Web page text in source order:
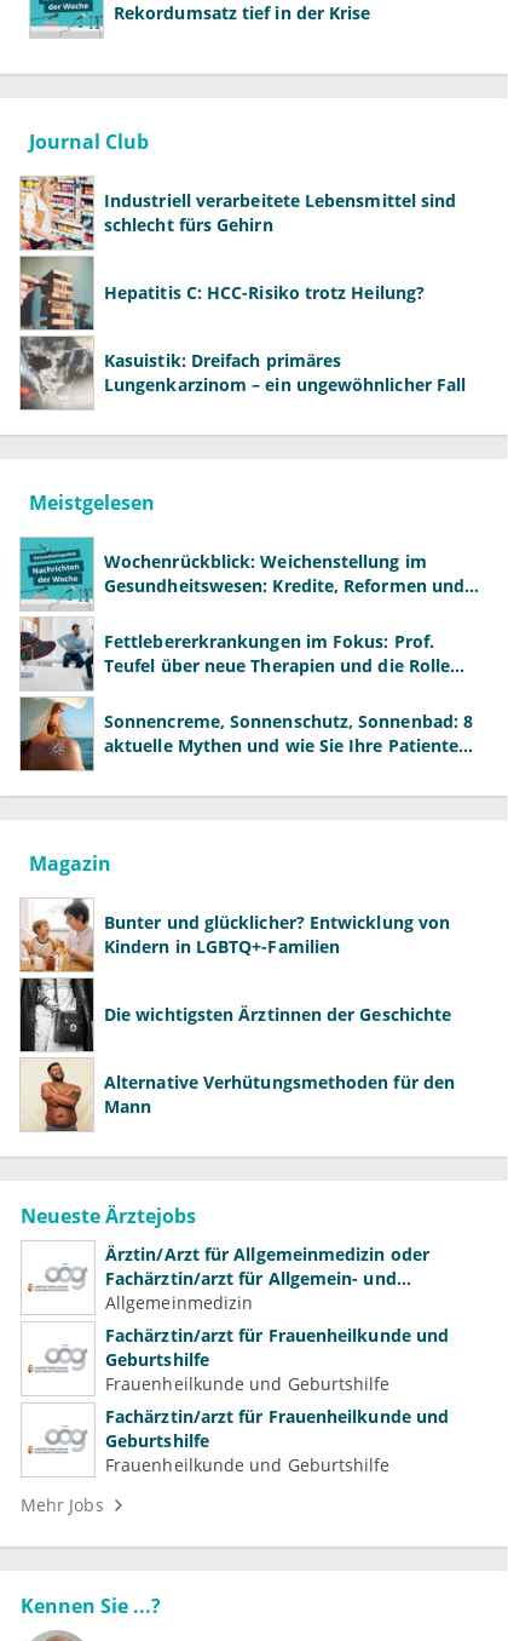
Rekordumsatz tief in der Krise
Journal Club
Industriell verarbeitete Lebensmittel sind
schlecht fürs Gehirn
Hepatitis C: HCC-Risiko trotz Heilung?
Kasuistik: Dreifach primäres
Lungenkarzinom – ein ungewöhnlicher Fall
Meistgelesen
Wochenrückblick: Weichenstellung im
Gesundheitswesen: Kredite, Reformen und
Fettlebererkrankungen im Fokus: Prof.
Teufel über neue Therapien und die Rolle
Sonnencreme, Sonnenschutz, Sonnenbad: 8
aktuelle Mythen und wie Sie Ihre Patienten
Magazin
Bunter und glücklicher? Entwicklung von
Kindern in LGBTQ+-Familien
Die wichtigsten Ärztinnen der Geschichte
Alternative Verhütungsmethoden für den
Mann
Neueste Ärztejobs
Ärztin/Arzt für Allgemeinmedizin oder
Fachärztin/arzt für Allgemein- und
Familienmedizin für Psychiatrie und
Psychotherapeutische Medizin
Allgemeinmedizin
Fachärztin/arzt für Frauenheilkunde und
Geburtshilfe
Frauenheilkunde und Geburtshilfe
Fachärztin/arzt für Frauenheilkunde und
Geburtshilfe
Frauenheilkunde und Geburtshilfe
Mehr Jobs
Kennen Sie ...?